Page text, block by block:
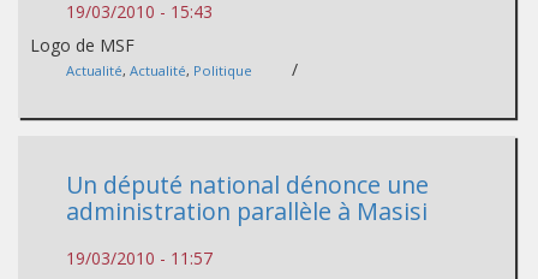
19/03/2010 - 15:43
Logo de MSF
Actualité, Actualité, Politique /
Un député national dénonce une
administration parallèle à Masisi
19/03/2010 - 11:57